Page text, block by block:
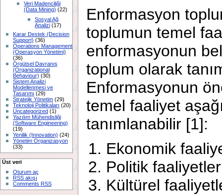
Veri Madenciliği
(Data Mining) (22)
Sosyal Ağ
Analizi (17)
Karar Destek (Decision
Support) (36)
Operations Management
(Operasyon Yönetimi)
(36)
Örgütsel Davranış
(Organizational
Behaviour) (30)
Sistem Analizi
Modellenmesi ve
Tasarımı (29)
Stratejik Yönetim (29)
Teknoloji Politikaları (20)
Uncategorized (1)
Yazılım Mühendisliği
(Software Engineering)
(19)
Yenilik (Innovation) (24)
Yönetim Organizasyon
(33)
Üst veri
Oturum aç
RSS akışı
Comments RSS
Enformasyon
toplumun temel
enformasyonun
toplum olarak
Enformasyonun
temel faaliyet
tanımlanabilir [1]:
Ekonomik
Politik faaliyetler
Kültürel